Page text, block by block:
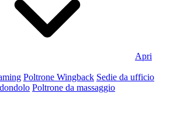
Apri
Poltrone Wingback Sedie da ufficio
Poltrone da massaggio